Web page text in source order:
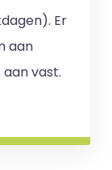
Er
aan
vast.